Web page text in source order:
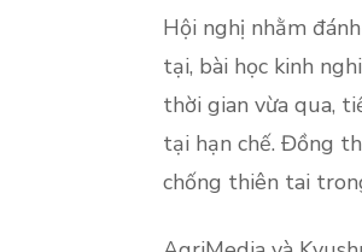
Hội nghị nhằm
tại, bài học kinh
thời gian vừa qua,
tại hạn chế. Đồng
chống thiên tai